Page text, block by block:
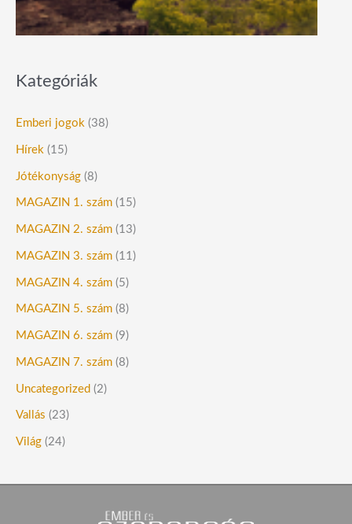
Kategóriák
Emberi jogok (38)
Hírek (15)
Jótékonyság (8)
MAGAZIN 1. szám (15)
MAGAZIN 2. szám (13)
MAGAZIN 3. szám (11)
MAGAZIN 4. szám (5)
MAGAZIN 5. szám (8)
MAGAZIN 6. szám (9)
MAGAZIN 7. szám (8)
Uncategorized (2)
Vallás (23)
Világ (24)